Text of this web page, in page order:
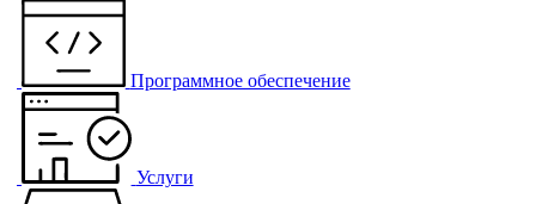
Программное обеспечение
Услуги